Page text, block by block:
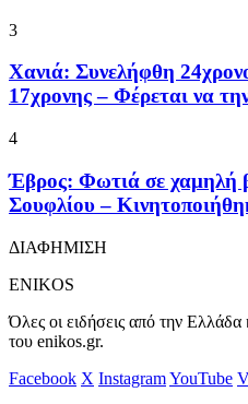
3
Χανιά: Συνελήφθη
17χρονης – Φέρεται να
4
Έβρος: Φωτιά σε χαμηλή
Σουφλίου –
ΔΙΑΦΗΜΙΣΗ
ENIKOS
Όλες οι ειδήσεις από την
του enikos.gr.
Facebook X InstagramYouTube